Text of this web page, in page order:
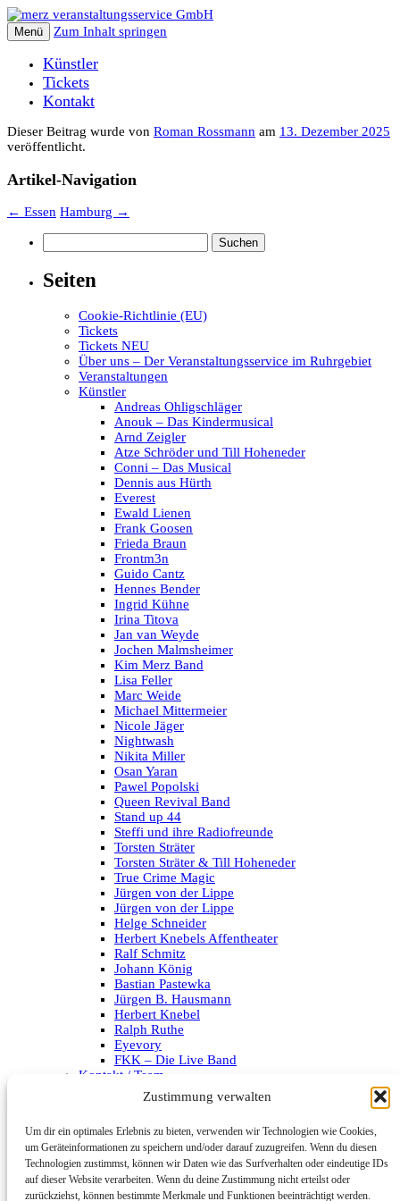
Zustimmung verwalten
Um dir ein optimales Erlebnis zu bieten, verwenden wir Technologien wie Cookies,
um Geräteinformationen zu speichern und/oder darauf zuzugreifen. Wenn du diesen
Technologien zustimmst, können wir Daten wie das Surfverhalten oder eindeutige IDs
auf dieser Website verarbeiten. Wenn du deine Zustimmung nicht erteilst oder
zurückziehst, können bestimmte Merkmale und Funktionen beeinträchtigt werden.
Menü Zum Inhalt springen
Künstler
Tickets
Kontakt
Dieser Beitrag wurde von Roman Rossmann am 13. Dezember 2025
veröffentlicht.
Artikel-Navigation
← Essen Hamburg →
nach:
Seiten
Cookie-Richtlinie (EU)
Tickets
Tickets NEU
Über uns – Der Veranstaltungsservice im Ruhrgebiet
Veranstaltungen
Künstler
Andreas Ohligschläger
Anouk – Das Kindermusical
Arnd Zeigler
Atze Schröder und Till Hoheneder
Conni – Das Musical
Dennis aus Hürth
Everest
Ewald Lienen
Frank Goosen
Frieda Braun
Frontm3n
Guido Cantz
Hennes Bender
Ingrid Kühne
Irina Titova
Jan van Weyde
Jochen Malmsheimer
Kim Merz Band
Lisa Feller
Marc Weide
Michael Mittermeier
Nicole Jäger
Nightwash
Nikita Miller
Osan Yaran
Pawel Popolski
Queen Revival Band
Stand up 44
Steffi und ihre Radiofreunde
Torsten Sträter
Torsten Sträter & Till Hoheneder
True Crime Magic
Jürgen von der Lippe
Jürgen von der Lippe
Helge Schneider
Herbert Knebels Affentheater
Ralf Schmitz
Johann König
Bastian Pastewka
Jürgen B. Hausmann
Herbert Knebel
Ralph Ruthe
Eyevory
FKK – Die Live Band
Kontakt / Team
Datenschutzerklärung
Archiv
Kategorien